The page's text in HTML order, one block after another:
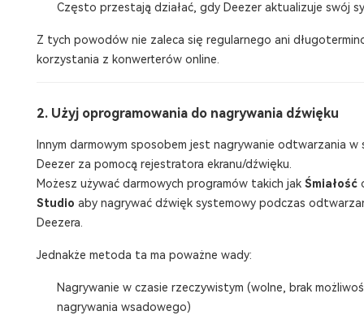
Często przestają działać, gdy Deezer aktualizuje swój
Z tych powodów nie zaleca się regularnego ani
korzystania z konwerterów online.
2. Użyj oprogramowania do nagrywania dźwięku
Innym darmowym sposobem jest nagrywanie odtwarzania w
Deezer za pomocą rejestratora ekranu/dźwięku.
Możesz używać darmowych programów takich jak Śmiałość
Studio aby nagrywać dźwięk systemowy podczas
Deezera.
Jednakże metoda ta ma poważne wady:
Nagrywanie w czasie rzeczywistym (wolne, brak
nagrywania wsadowego)